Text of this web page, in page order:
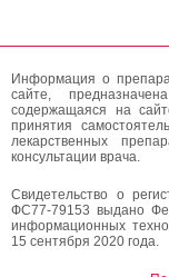
Информация о
сайте,
содержащаяся на
принятия
лекарственных
консультации врача.
Свидетельство о
ФС77-79153 выдано
информационных
15 сентября 2020 года.